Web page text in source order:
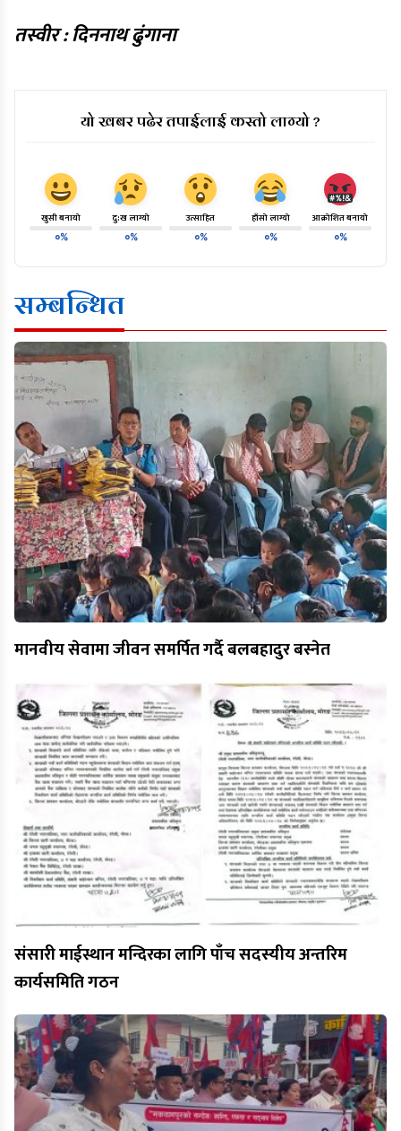
तस्वीर : दिननाथ ढुंगाना
यो खबर पढेर तपाईलाई कस्तो लाग्यो ?
खुसी बनायो
०%
दु:ख लाग्यो
०%
उत्साहित
०%
हाँसो लाग्यो
०%
आक्रोशित बनायो
०%
सम्बन्धित
मानवीय सेवामा जीवन समर्पित गर्दै बलबहादुर बस्नेत
संसारी माईस्थान मन्दिरका लागि पाँच सदस्यीय अन्तरिम
कार्यसमिति गठन